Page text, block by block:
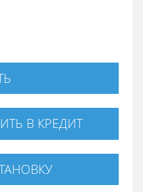
В КРЕДИТ